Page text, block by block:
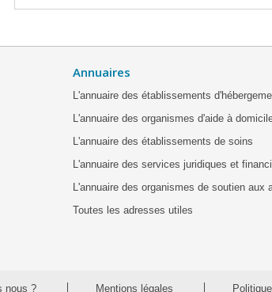
Annuaires
L'annuaire des établissements
L'annuaire des organismes d'aide à
L'annuaire des établissements de soins
L'annuaire des services juridiques et
L'annuaire des organismes de soutien aux
Toutes les adresses utiles
nous ? Mentions légales